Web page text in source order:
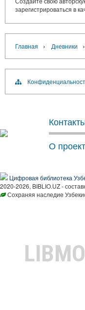
зарегистрироваться в
Главная › Дневники ›
О
Цифровая библиотека
2020-2026, BIBLIO.UZ -
Сохраняя наследие